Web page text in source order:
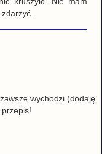
zdarzyć.
wychodzi (dodaję